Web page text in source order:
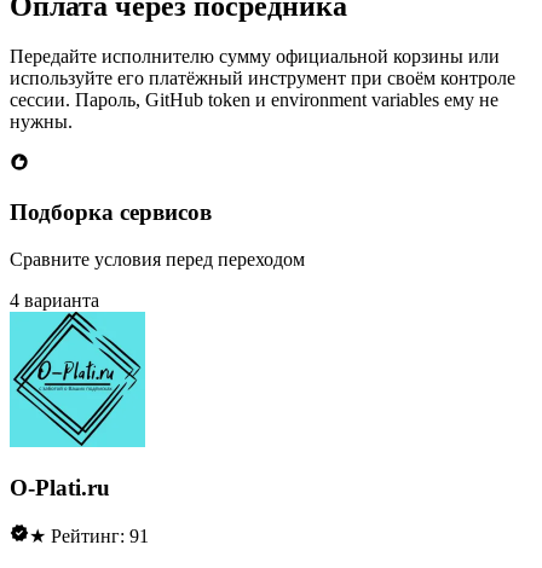
Передайте исполнителю сумму официальной корзины или
используйте его платёжный инструмент при своём контроле
сессии. Пароль, GitHub token и environment variables ему не
нужны.
Подборка сервисов
Сравните условия перед переходом
4 варианта
O-Plati.ru
★ Рейтинг: 91